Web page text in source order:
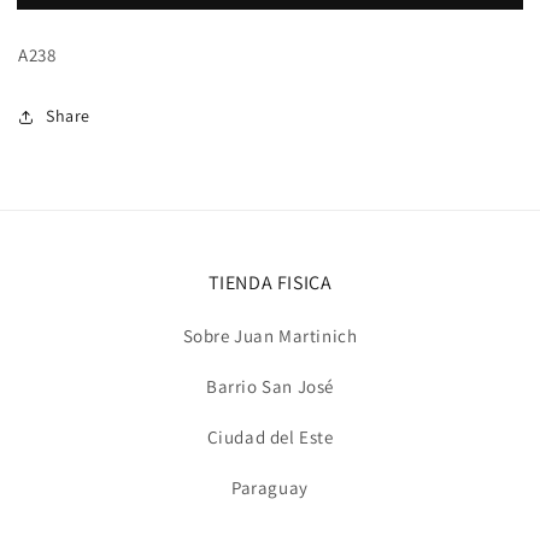
cuello,
piel
cuello,
A238
Share
TIENDA FISICA
Sobre Juan Martinich
Barrio San José
Ciudad del Este
Paraguay